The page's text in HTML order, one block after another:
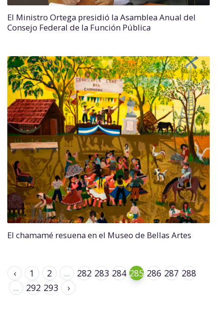
El Ministro Ortega presidió la Asamblea Anual del
Consejo Federal de la Función Pública
El chamamé resuena en el Museo de Bellas Artes
‹ 1 2 ... 282 283 284 285 286 287 288
...
292 293 ›